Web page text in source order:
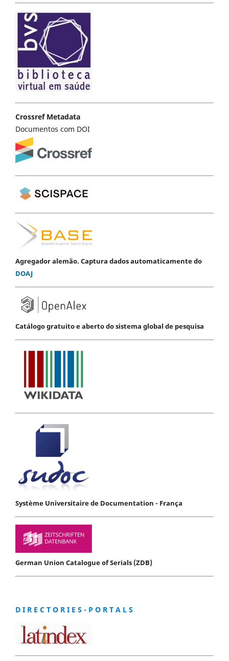
Crossref Metadata
Documentos com DOI
Agregador alemão. Captura dados automaticamente do
DOAJ
Catálogo gratuito e aberto do sistema global de pesquisa
Système Universitaire de Documentation - França
German Union Catalogue of Serials (ZDB)
D I R E C T O R I E S - P O R T A L S